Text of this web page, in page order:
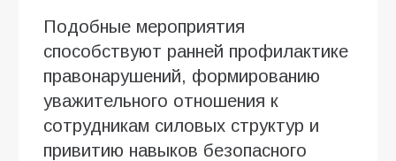
Подобные мероприятия
способствуют ранней профилактике
правонарушений, формированию
уважительного отношения к
сотрудникам силовых структур и
привитию навыков безопасного